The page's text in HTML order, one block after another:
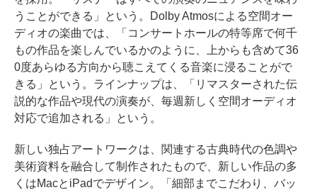
うことができる」という。Dolby Atmosによる空間オー
ディオの楽曲では、「コンサートホールの特等席で何千
もの作品を楽しんでいるかのように、上からも含めて36
0度あらゆる方向から聴こえてくる音楽に浸ることがで
きる」という。ラインナップは、「リマスターされた伝
説的な作品や現代の演奏が、毎週新しく空間オーディオ
対応で追加される」という。
新しい独占アートワークは、関連する古典時代の色調や
美術資料を融合して制作されたもので、新しい作品の多
くはMacとiPadでデザイン。「細部までこだわり、バッ